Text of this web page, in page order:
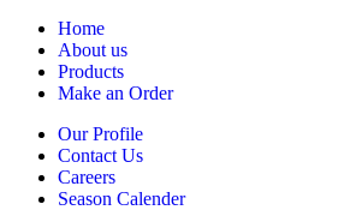
Home
About us
Products
Make an Order
Our Profile
Contact Us
Careers
Season Calender